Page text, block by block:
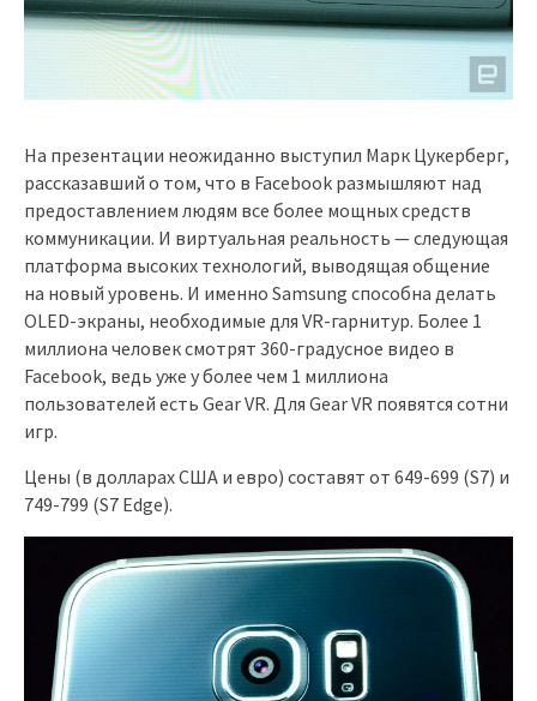
На презентации неожиданно выступил Марк Цукерберг,
рассказавший о том, что в Facebook размышляют над
предоставлением людям все более мощных средств
коммуникации. И виртуальная реальность — следующая
платформа высоких технологий, выводящая общение
на новый уровень. И именно Samsung способна делать
OLED-экраны, необходимые для VR-гарнитур. Более 1
миллиона человек смотрят 360-градусное видео в
Facebook, ведь уже у более чем 1 миллиона
пользователей есть Gear VR. Для Gear VR появятся сотни
игр.
Цены (в долларах США и евро) составят от 649-699 (S7) и
749-799 (S7 Edge).